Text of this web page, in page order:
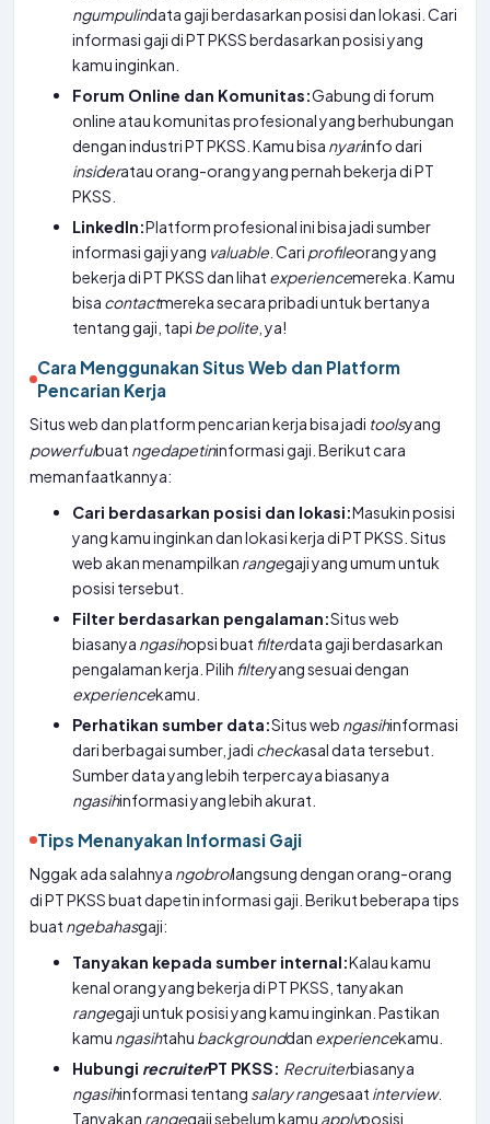
ngumpulindata gaji berdasarkan posisi dan lokasi. Cari
informasi gaji di PT PKSS berdasarkan posisi yang
kamu inginkan.
Forum Online dan Komunitas:Gabung di forum
online atau komunitas profesional yang berhubungan
dengan industri PT PKSS. Kamu bisa nyariinfo dari
insideratau orang-orang yang pernah bekerja di PT
PKSS.
LinkedIn:Platform profesional ini bisa jadi sumber
informasi gaji yang valuable . Cari profileorang yang
bekerja di PT PKSS dan lihat experiencemereka. Kamu
bisa contactmereka secara pribadi untuk bertanya
tentang gaji, tapi be polite , ya!
Cara Menggunakan Situs Web dan Platform
Pencarian Kerja
Situs web dan platform pencarian kerja bisa jadi toolsyang
powerfulbuat ngedapetininformasi gaji. Berikut cara
memanfaatkannya:
Cari berdasarkan posisi dan lokasi:Masukin posisi
yang kamu inginkan dan lokasi kerja di PT PKSS. Situs
web akan menampilkan rangegaji yang umum untuk
posisi tersebut.
Filter berdasarkan pengalaman:Situs web
biasanya ngasihopsi buat filterdata gaji berdasarkan
pengalaman kerja. Pilih filteryang sesuai dengan
experiencekamu.
Perhatikan sumber data:Situs web ngasihinformasi
dari berbagai sumber, jadi checkasal data tersebut.
Sumber data yang lebih terpercaya biasanya
ngasihinformasi yang lebih akurat.
Tips Menanyakan Informasi Gaji
Nggak ada salahnya ngobrollangsung dengan orang-orang
di PT PKSS buat dapetin informasi gaji. Berikut beberapa tips
buat ngebahasgaji:
Tanyakan kepada sumber internal:Kalau kamu
kenal orang yang bekerja di PT PKSS, tanyakan
rangegaji untuk posisi yang kamu inginkan. Pastikan
kamu ngasihtahu backgrounddan experiencekamu.
Hubungi recruiterPT PKSS: Recruiterbiasanya
ngasihinformasi tentang salary rangesaat interview.
Tanyakan rangegaji sebelum kamu applyposisi